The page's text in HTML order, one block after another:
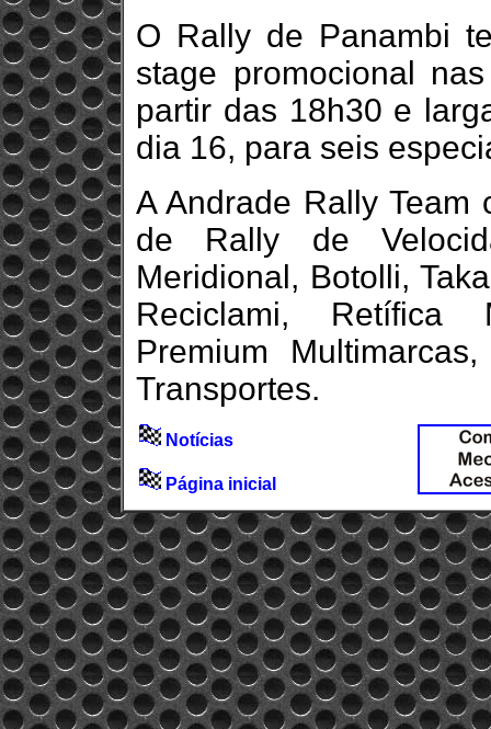
O Rally de Panambi
stage promocional
partir das 18h30 e
dia 16, para seis
A Andrade Rally Team
de Rally de
Meridional, Botolli,
Reciclami, Retífica
Premium
Transportes.
Notícias
Página inicial